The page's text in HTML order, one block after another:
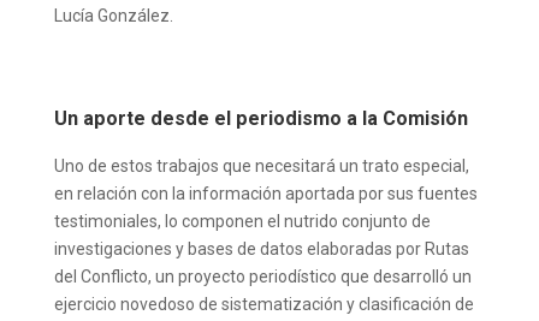
Lucía González.
Un aporte desde el periodismo a la Comisión
Uno de estos trabajos que necesitará un trato especial,
en relación con la información aportada por sus fuentes
testimoniales, lo componen el nutrido conjunto de
investigaciones y bases de datos elaboradas por Rutas
del Conflicto, un proyecto periodístico que desarrolló un
ejercicio novedoso de sistematización y clasificación de